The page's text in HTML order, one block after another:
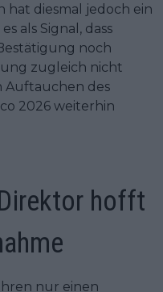
hat diesmal jedoch ein
als Signal, dass
noch
zugleich nicht
Auftauchen des
2026 weiterhin
hofft
nur einen